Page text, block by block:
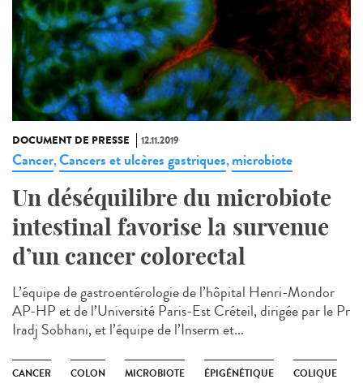
DOCUMENT DE PRESSE 12.11.2019
Cancer,Cancers et ulcères gastriques, microbiote
Un déséquilibre du microbiote
intestinal favorise la survenue
d’un cancer colorectal
L’équipe de gastroentérologie de l’hôpital Henri-Mondor
AP-HP et de l’Université Paris-Est Créteil, dirigée par le Pr
Iradj Sobhani, et l’équipe de l’Inserm et...
CANCER COLON MICROBIOTE ÉPIGÉNÉTIQUE COLIQUE